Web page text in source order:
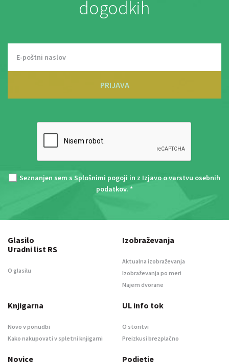
dogodkih
PRIJAVA
Seznanjen sem s Splošnimi pogoji in z Izjavo o varstvu osebnih
podatkov. *
Glasilo
Uradni list RS
O glasilu
Izobraževanja
Aktualna izobraževanja
Izobraževanja po meri
Najem dvorane
Knjigarna
Novo v ponudbi
Kako nakupovati v spletni knjigarni
UL info tok
O storitvi
Preizkusi brezplačno
Novice Podjetje